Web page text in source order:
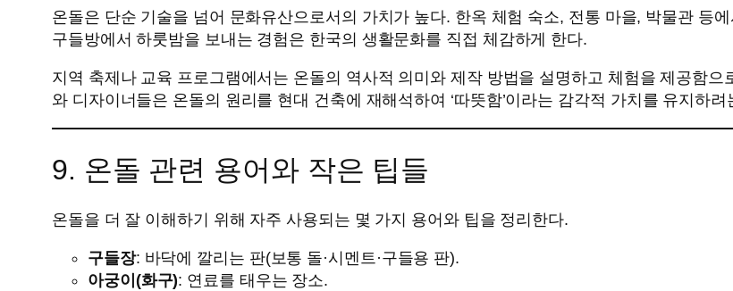
온돌은 단순 기술을 넘어 문화유산으로서의 가치가 높다. 한옥 체험 숙소, 전통 마을, 박물관 등
구들방에서 하룻밤을 보내는 경험은 한국의 생활문화를 직접 체감하게 한다.
지역 축제나 교육 프로그램에서는 온돌의 역사적 의미와 제작 방법을 설명하고 체험을 제공함
와 디자이너들은 온돌의 원리를 현대 건축에 재해석하여 ‘따뜻함’이라는 감각적 가치를 유지하
9. 온돌 관련 용어와 작은 팁들
온돌을 더 잘 이해하기 위해 자주 사용되는 몇 가지 용어와 팁을 정리한다.
구들장: 바닥에 깔리는 판(보통 돌·시멘트·구들용 판).
아궁이(화구): 연료를 태우는 장소.